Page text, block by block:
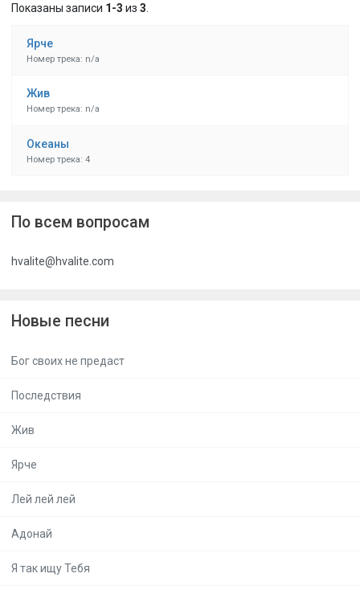
Показаны записи 1-3 из 3
Ярче
Номер трека: n/a
Жив
Номер трека: n/a
Океаны
Номер трека: 4
По всем вопросам
hvalite@hvalite.com
Новые песни
Бог своих не предаст
Последствия
Жив
Ярче
Лей лей лей
Адонай
Я так ищу Тебя